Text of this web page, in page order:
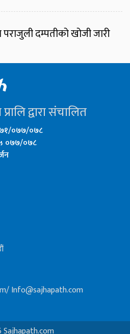
दम्पतीको खोजी जारी
द्वारा संचालित
०७७/०७८
०७७/०७८
/Info@sajhapath.com